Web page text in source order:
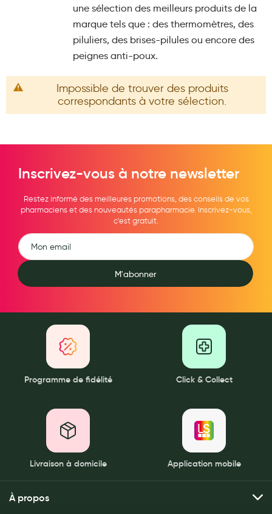
Crème solaire - Visage et corps
Préservatifs - Gels lubrifiants
Bouillottes
Parfums et bougies d'ambiance
Soins bébé
Couches
Laits infantiles
Biberons et tétines
Accessoires bébé
Tisanes allaitement et compléments alimentaires
Accessoires maternité
Gammes spécifiques tisanes allaitement et compléments
Nature
une sélection des meilleurs produits de la
marque tels que : des thermomètres, des
piluliers, des brises-pilules ou encore des
peignes anti-poux.
Impossible de trouver des produits
correspondants à votre sélection.
Inscrivez-vous à notre newsletter
Restez informé des meilleures promotions, des conseils de vos
pharmaciens et des nouveautés parapharmacie. Inscrivez-vous,
c'est gratuit.
M'abonner
Programme de fidélité Click & Collect
Livraison à domicile Application mobile
À propos